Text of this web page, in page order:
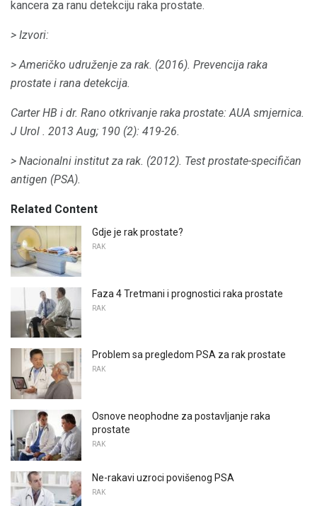
kancera za ranu detekciju raka prostate.
> Izvori:
> Američko udruženje za rak. (2016). Prevencija raka
prostate i rana detekcija.
Carter HB i dr. Rano otkrivanje raka prostate: AUA smjernica.
J Urol . 2013 Aug; 190 (2): 419-26.
> Nacionalni institut za rak. (2012). Test prostate-specifičan
antigen (PSA).
Related Content
Gdje je rak prostate?
RAK
Faza 4 Tretmani i prognostici raka prostate
RAK
Problem sa pregledom PSA za rak prostate
RAK
Osnove neophodne za postavljanje raka
prostate
RAK
Ne-rakavi uzroci povišenog PSA
RAK